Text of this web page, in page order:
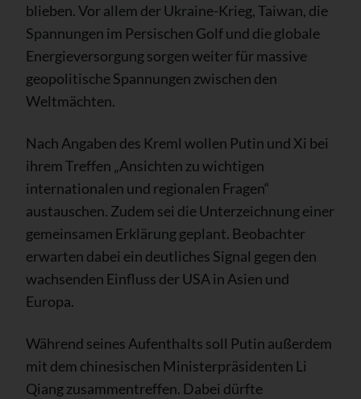
blieben. Vor allem der Ukraine-Krieg, Taiwan, die
Spannungen im Persischen Golf und die globale
Energieversorgung sorgen weiter für massive
geopolitische Spannungen zwischen den
Weltmächten.
Nach Angaben des Kreml wollen Putin und Xi bei
ihrem Treffen „Ansichten zu wichtigen
internationalen und regionalen Fragen“
austauschen. Zudem sei die Unterzeichnung einer
gemeinsamen Erklärung geplant. Beobachter
erwarten dabei ein deutliches Signal gegen den
wachsenden Einfluss der USA in Asien und
Europa.
Während seines Aufenthalts soll Putin außerdem
mit dem chinesischen Ministerpräsidenten Li
Qiang zusammentreffen. Dabei dürfte